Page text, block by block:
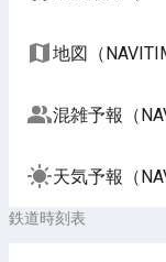
地図（
混雑予報（
天気予報（
鉄道時刻表